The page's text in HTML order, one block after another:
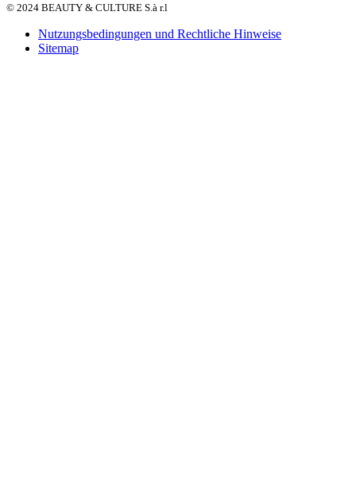
© 2024 BEAUTY & CULTURE S.à r.l
Nutzungsbedingungen und Rechtliche Hinweise
Sitemap